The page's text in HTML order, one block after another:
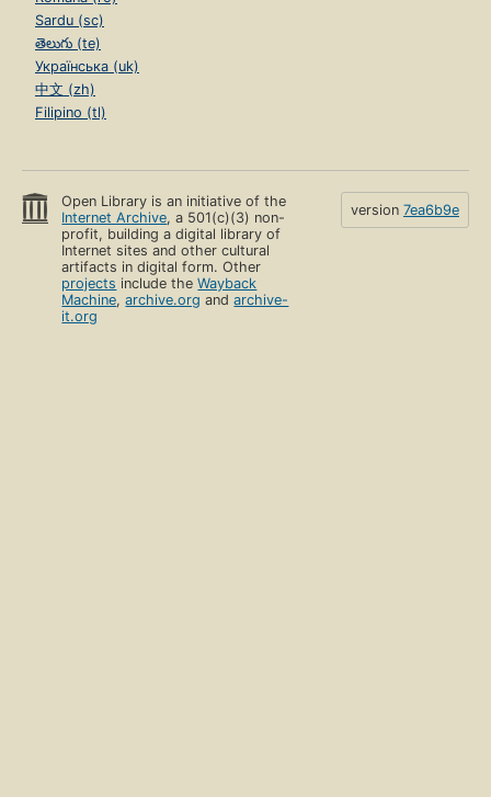
Sardu (sc)
తెలుగు (te)
Українська (uk)
中文 (zh)
Filipino (tl)
Open Library is an initiative of the
Internet Archive, a 501(c)(3) non-
profit, building a digital library of
Internet sites and other cultural
artifacts in digital form. Other
projects include theWayback
Machine,archive.org andarchive-
it.org
version 7ea6b9e